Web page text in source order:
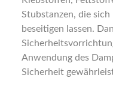
Stubstanzen, die
beseitigen lassen.
Anwendung des
Sicherheit